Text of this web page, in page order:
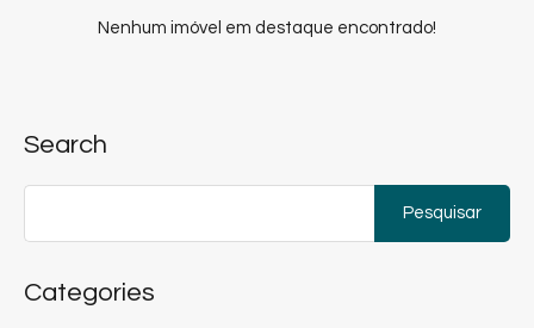
Nenhum imóvel em destaque encontrado!
Search
Categories